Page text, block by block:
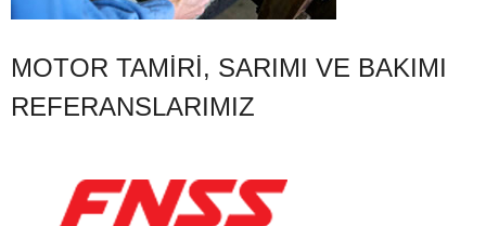
MOTOR TAMIRI, SARIMI VE BAKIMI
REFERANSLARIMIZ